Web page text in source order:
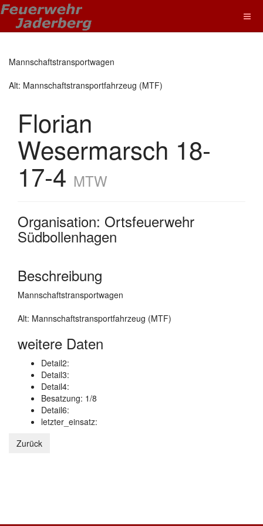
Mannschaftstransportwagen
Alt: Mannschaftstransportfahrzeug (MTF)
Florian
Wesermarsch 18-
17-4 MTW
Organisation: Ortsfeuerwehr
Südbollenhagen
Beschreibung
Mannschaftstransportwagen
Alt: Mannschaftstransportfahrzeug (MTF)
weitere Daten
Detail2:
Detail3:
Detail4:
Besatzung: 1/8
Detail6:
letzter_einsatz: